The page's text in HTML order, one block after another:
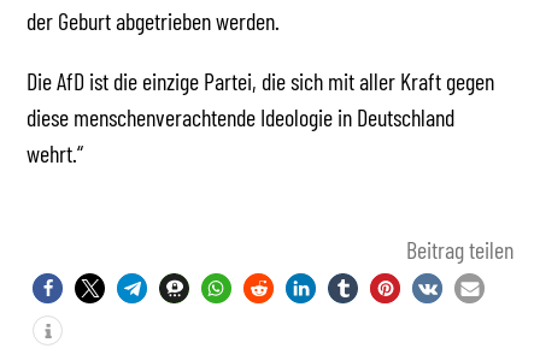
der Geburt abgetrieben werden.
Die AfD ist die einzige Partei, die sich mit aller Kraft gegen
diese menschenverachtende Ideologie in Deutschland
wehrt.“
Beitrag teilen